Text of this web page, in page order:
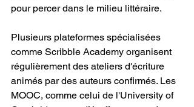
pour percer dans le milieu littéraire.
Plusieurs plateformes spécialisées
comme Scribble Academy organisent
régulièrement des ateliers d'écriture
animés par des auteurs confirmés. Les
MOOC, comme celui de l'University of